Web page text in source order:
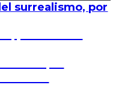
surrealismo, por